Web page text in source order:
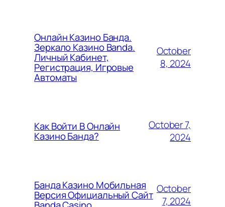
Онлайн Казино Банда.
Зеркало Казино Banda.
Личный Кабинет,
Регистрация, Игровые
Автоматы
October
8, 2024
Как Войти В Онлайн
Казино Банда?
October 7,
2024
Банда Казино Мобильная
Версия Официальный Сайт October
7, 2024